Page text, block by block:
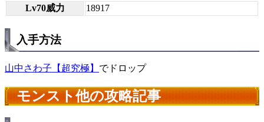
Lv70威力
18917
入手方法
山中さわ子【超究極】 でドロップ
モンスト他の攻略記事